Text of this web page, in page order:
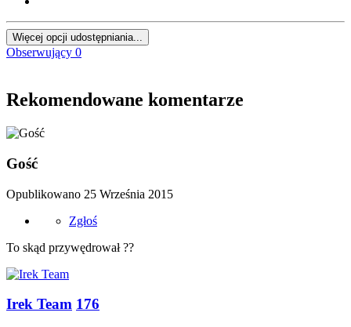
Więcej opcji udostępniania...
Obserwujący 0
Rekomendowane komentarze
Gość
Opublikowano 25 Września 2015
Zgłoś
To skąd przywędrował ??
Irek Team 176